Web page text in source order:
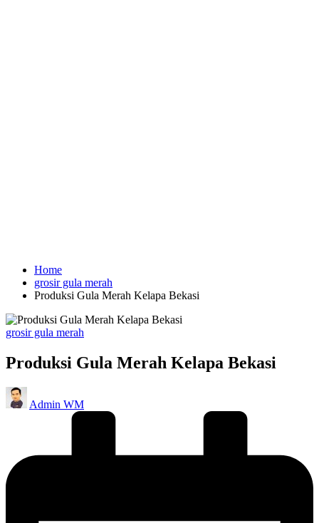
Home
grosir gula merah
Produksi Gula Merah Kelapa Bekasi
Posted
grosir gula merah
Produksi Gula Merah Kelapa Bekasi
Posted
by
Admin WM